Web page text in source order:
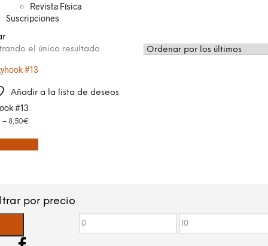
Revista Física
Suscripciones
el único resultado
Añadir a la lista de deseos
#13
– 8,50€
por precio
Precio Precio